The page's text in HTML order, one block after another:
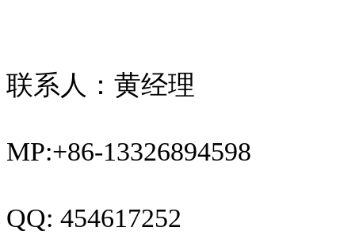
联系人： 黄经理
MP:+86-13326894598
QQ: 454617252